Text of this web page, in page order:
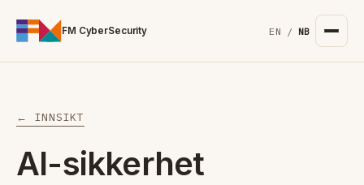
FM CyberSecurity EN / NB
← INNSIKT
AI-sikkerhet